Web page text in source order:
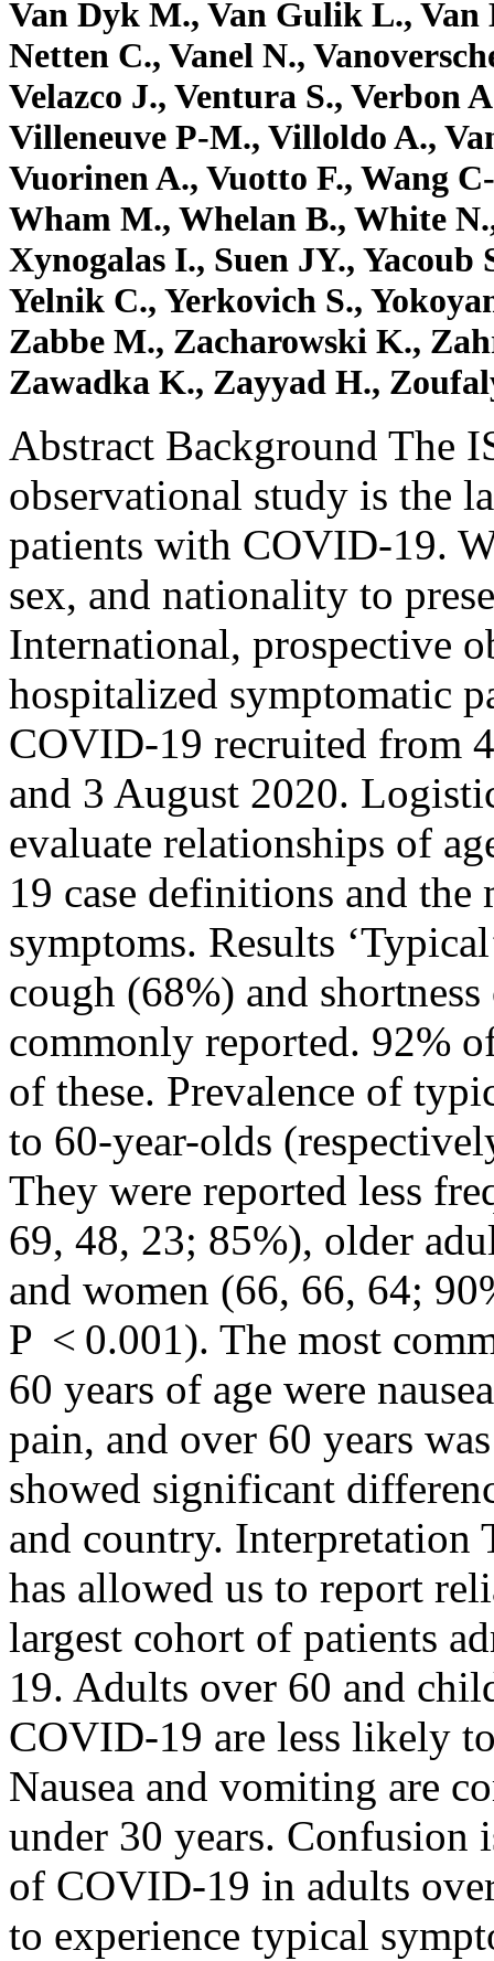
Abstract Background The
observational study is the
patients with COVID-19.
sex, and nationality to
International, prospective
hospitalized symptomatic
COVID-19 recruited from
and 3 August 2020.
evaluate relationships of
19 case definitions and
symptoms. Results
cough (68%) and
commonly reported. 92%
of these. Prevalence of
to 60-year-olds
They were reported less
69, 48, 23; 85%), older
and women (66, 66, 64;
P < 0.001). The most
60 years of age were
pain, and over 60 years
showed significant
and country.
has allowed us to report
largest cohort of patients
19. Adults over 60 and
COVID-19 are less likely
Nausea and vomiting are
under 30 years. Confusion
of COVID-19 in adults
to experience typical